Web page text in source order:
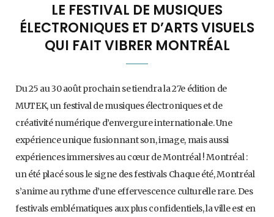
LE FESTIVAL DE MUSIQUES
ÉLECTRONIQUES ET D’ARTS VISUELS
QUI FAIT VIBRER MONTRÉAL
Du 25 au 30 août prochain se tiendra la 27e édition de
MUTEK, un festival de musiques électroniques et de
créativité numérique d’envergure internationale. Une
expérience unique fusionnant son, image, mais aussi
expériences immersives au cœur de Montréal ! Montréal :
un été placé sous le signe des festivals Chaque été, Montréal
s’anime au rythme d’une effervescence culturelle rare. Des
festivals emblématiques aux plus confidentiels, la ville est en